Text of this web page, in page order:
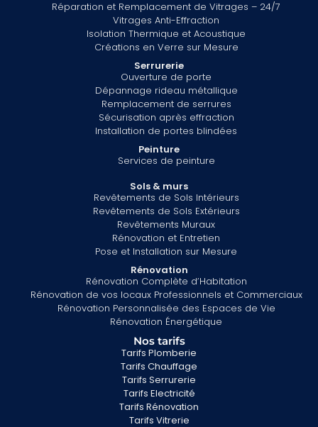
Réparation et Remplacement de Vitrages – 24/7
Vitrages Anti-Effraction
Isolation Thermique et Acoustique
Créations en Verre sur Mesure
Serrurerie
Ouverture de porte
Dépannage rideau métallique
Remplacement de serrures
Sécurisation après effraction
Installation de portes blindées
Peinture
Services de peinture
Sols & murs
Revêtements de Sols Intérieurs
Revêtements de Sols Extérieurs
Revêtements Muraux
Rénovation et Entretien
Pose et Installation sur Mesure
Rénovation
Rénovation Complète d’Habitation
Rénovation de vos locaux Professionnels et Commerciaux
Rénovation Personnalisée des Espaces de Vie
Rénovation Énergétique
Nos tarifs
Tarifs Plomberie
Tarifs Chauffage
Tarifs Serrurerie
Tarifs Electricité
Tarifs Rénovation
Tarifs Vitrerie